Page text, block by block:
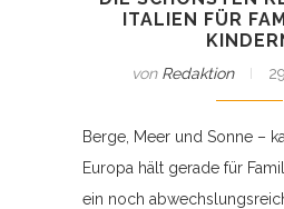
ITALIEN FÜR
von Redaktion
Berge, Meer und Sonne –
Europa hält gerade für
ein noch